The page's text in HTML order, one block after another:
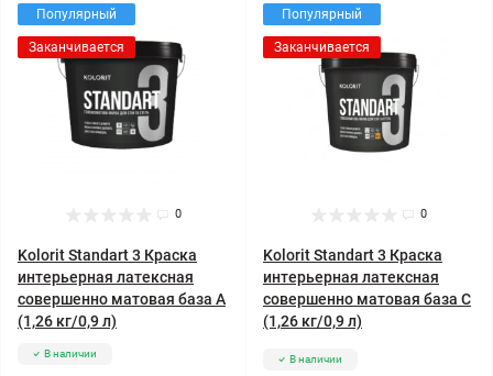
Популярный
Заканчивается
0
Kolorit Standart 3 Краска
интерьерная латексная
совершенно матовая база А
(1,26 кг/0,9 л)
В наличии
Популярный
Заканчивается
0
Kolorit Standart 3 Краска
интерьерная латексная
совершенно матовая база C
(1,26 кг/0,9 л)
В наличии